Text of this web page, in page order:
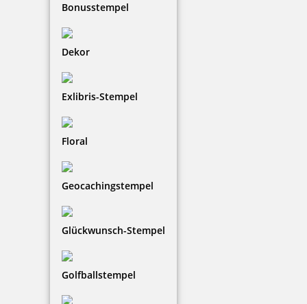
Bonusstempel
Dekor
Exlibris-Stempel
Floral
Geocachingstempel
Glückwunsch-Stempel
Golfballstempel
Jetzt gestalten
15,80 €
Mit einemEx Libris Stempel